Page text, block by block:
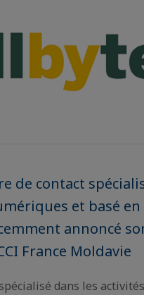
de contact
et basé en
annoncé
France Moldavie
dans les activités